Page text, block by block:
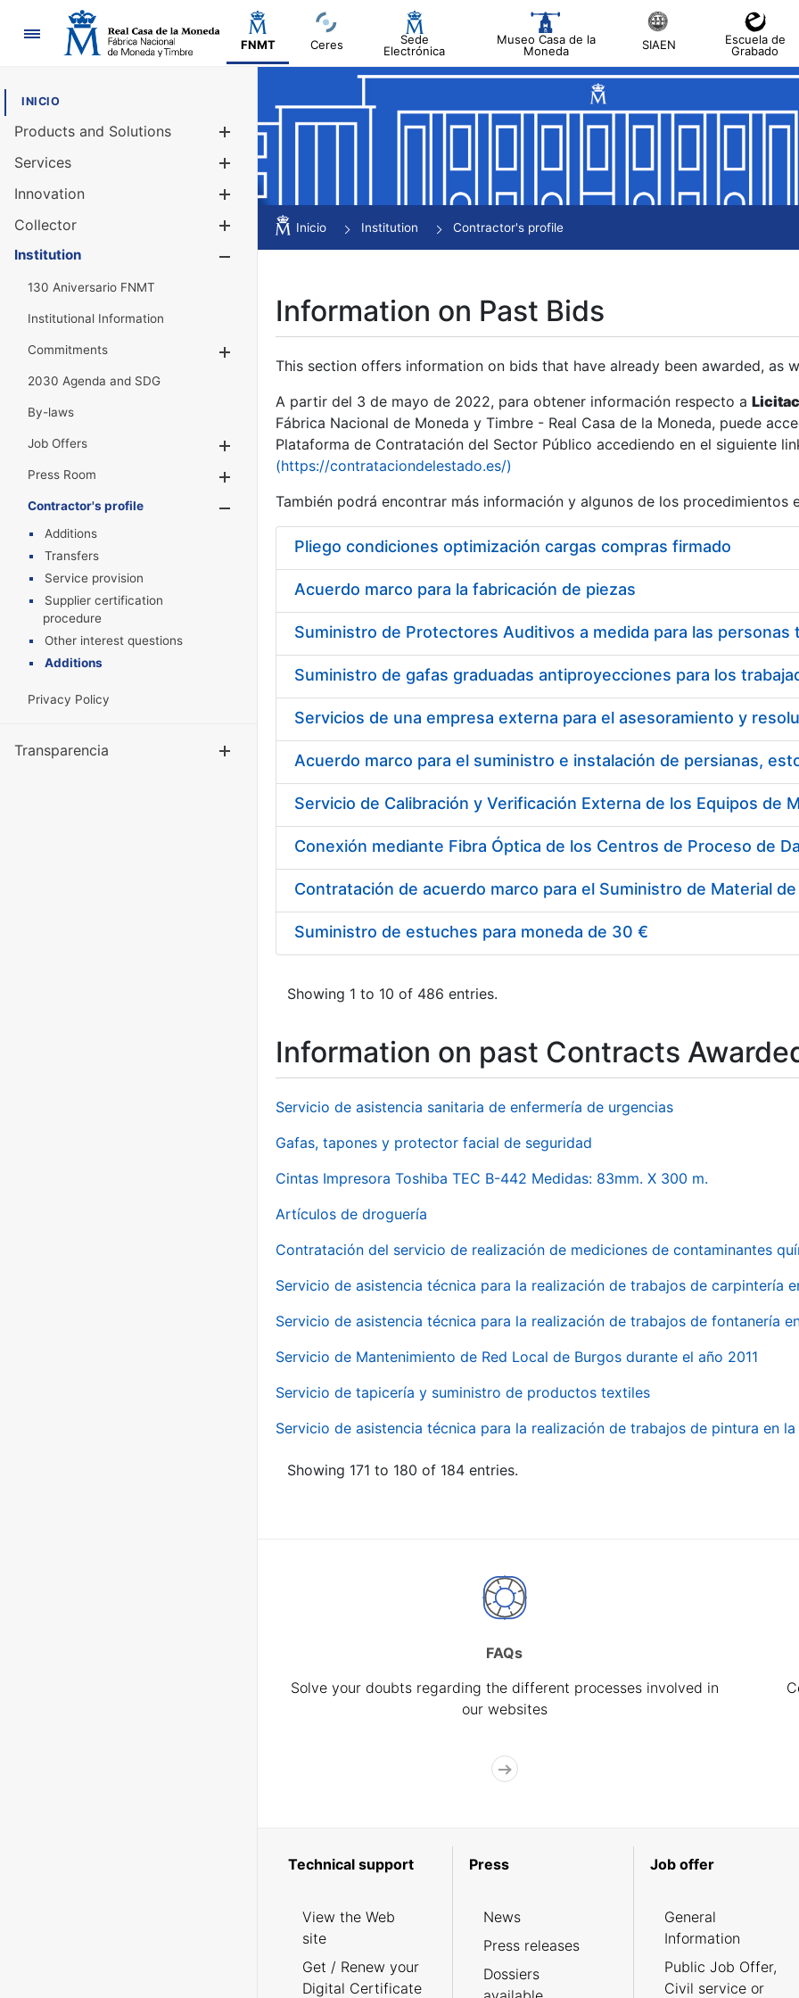
Navigation
FNMT Ceres
Sede
Electrónica
Museo Casa de la
Moneda
SIAEN
Escuela de
Grabado
INICIO
Products and Solutions
Services
Innovation
Collector
Show/Hide
Institution
130 Aniversario FNMT
Institutional Information
Commitments
2030 Agenda and SDG
By-laws
Job Offers
Show/Hide
Press Room
Show/Hide
Contractor's profile
Show/Hide
Additions
Transfers
Service provision
Supplier certification
procedure
Other interest questions
Additions
Privacy Policy
Transparencia Show/Hide
Inicio Institution Contractor's profile
Information on Past Bids
This section offers information on bids that have already been awarded, as
A partir del 3 de mayo de 2022, para obtener información respecto a
Fábrica Nacional de Moneda y Timbre - Real Casa de la Moneda, puede
Plataforma de Contratación del Sector Público accediendo en el siguiente
(https://contrataciondelestado.es/)
También podrá encontrar más información y algunos de los procedimientos
Pliego condiciones optimización cargas compras firmado
Acuerdo marco para la fabricación de piezas
Acuerdo marco para el suministro e instalación de persianas,
Suministro de estuches para moneda de 30 €
Showing 1 to 10 of 486 entries.
Information on past Contracts
Servicio de asistencia sanitaria de enfermería de urgencias
Gafas, tapones y protector facial de seguridad
Cintas Impresora Toshiba TEC B-442 Medidas: 83mm. X 300 m.
Artículos de droguería
Contratación del servicio de realización de mediciones de contaminantes
Servicio de asistencia técnica para la realización de trabajos de carpintería
Servicio de asistencia técnica para la realización de trabajos de fontanería
Servicio de Mantenimiento de Red Local de Burgos durante el año 2011
Servicio de tapicería y suministro de productos textiles
Servicio de asistencia técnica para la realización de trabajos de pintura en
Showing 171 to 180 of 184 entries.
FAQs
Solve your doubts regarding the different processes involved in
our websites
Technical support
View the Web
site
Get / Renew your
Digital Certificate
Press
News
Press releases
Dossiers
Job offer
General
Information
Public Job Offer,
Civil service or